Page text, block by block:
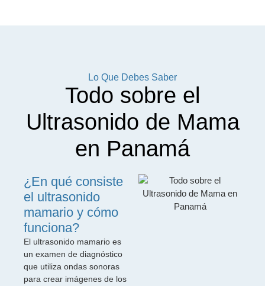
Lo Que Debes Saber
Todo sobre el
Ultrasonido de Mama
en Panamá
¿En qué consiste
el ultrasonido
mamario y cómo
funciona?
El ultrasonido mamario es
un examen de diagnóstico
que utiliza ondas sonoras
para crear imágenes de los